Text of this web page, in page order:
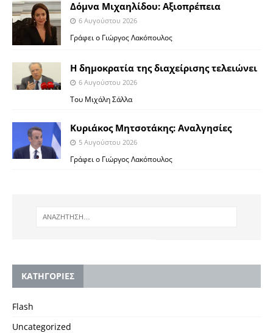
Δόμνα Μιχαηλίδου: Αξιοπρέπεια
6 Αυγούστου 2026
Γράφει ο Γιώργος Λακόπουλος
Η δημοκρατία της διαχείρισης τελειώνει
6 Αυγούστου 2026
Του Μιχάλη Σάλλα
Κυριάκος Μητσοτάκης: Αναλγησίες
5 Αυγούστου 2026
Γράφει ο Γιώργος Λακόπουλος
KΑΤΗΓΟΡΙΕΣ
Flash
Uncategorized